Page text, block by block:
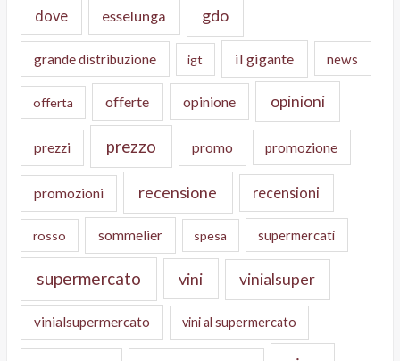
dove esselunga gdo
grande distribuzione igt il gigante news
offerta offerte opinione opinioni
prezzi prezzo promo promozione
promozioni recensione recensioni
rosso sommelier spesa supermercati
supermercato vini vinialsuper
vinialsupermercato vini al supermercato